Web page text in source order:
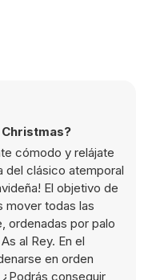
cómodo y relájate
del clásico atemporal
El objetivo de
mover todas las
ordenadas por palo
al Rey. En el
en orden
conseguir